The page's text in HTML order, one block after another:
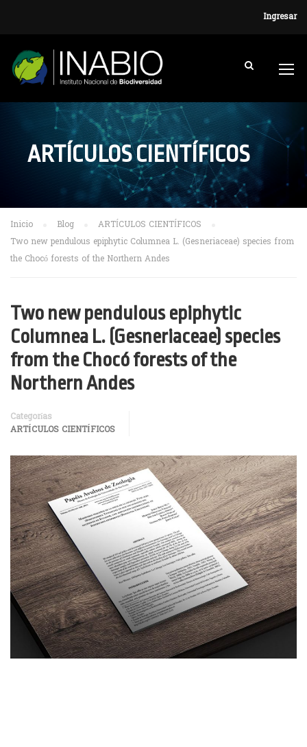
Ingresar
ARTÍCULOS CIENTÍFICOS
Inicio Blog
ARTÍCULOS CIENTÍFICOS
Two new pendulous epiphytic Columnea L. (Gesneriaceae) species from
the Chocó forests of the Northern Andes
Two new pendulous epiphytic
Columnea L. (Gesneriaceae) species
from the Chocó forests of the
Northern Andes
Categorías
ARTÍCULOS CIENTÍFICOS